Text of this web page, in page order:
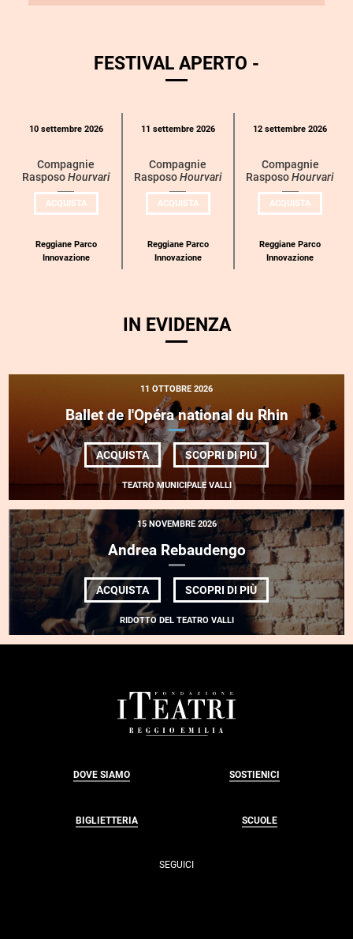
FESTIVAL APERTO -
categoria
10 settembre 2026
Compagnie
RasposoHourvari
ACQUISTAUN
BIGLIETTO
Reggiane Parco
Innovazione
11 settembre 2026
Compagnie
RasposoHourvari
ACQUISTAUN
BIGLIETTO
Reggiane Parco
Innovazione
12 settembre 2026
Compagnie
RasposoHourvari
ACQUISTAUN
BIGLIETTO
Reggiane Parco
Innovazione
IN EVIDENZA
11 OTTOBRE 2026
Ballet de l'Opéra national du Rhin
ACQUISTA SCOPRI DI PIÙDI
BALLET
DE
L'OPÉRA
NATIONAL
DU
RHIN
TEATRO MUNICIPALE VALLI
15 NOVEMBRE 2026
Andrea Rebaudengo
ACQUISTA SCOPRI DI PIÙDI
ANDREA
REBAUDENGO
RIDOTTO DEL TEATRO VALLI
DOVE SIAMO SOSTIENICI
BIGLIETTERIA SCUOLE
SEGUICI